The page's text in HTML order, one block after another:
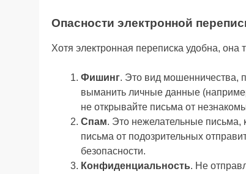
Опасности электронной
Хотя электронная переписка удобна, она
Фишинг. Это вид мошенничества,
выманить личные данные
не открывайте письма от
Спам. Это нежелательные письма,
письма от подозрительных
безопасности.
Конфиденциальность. Не